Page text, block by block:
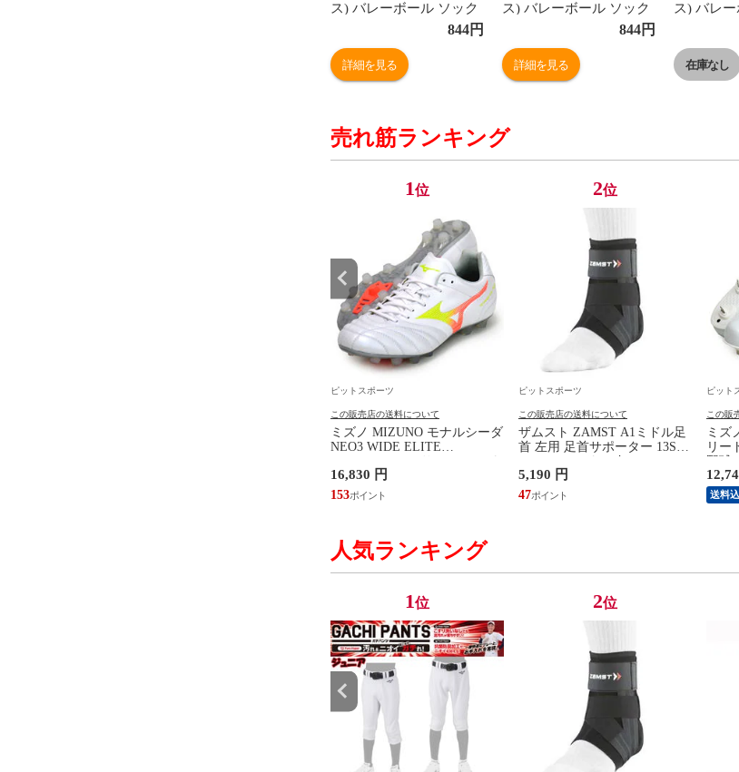
ス) バレーボール ソック
844円
詳細を見る
ス) バレーボール ソック
844円
詳細を見る
ス) バレ
在庫なし
売れ筋ランキング
1位
ピットスポーツ
この販売店の送料について
ミズノ MIZUNO モナルシーダ
NEO3 WIDE ELITE
(MONARCIDA) サッカースパ
イク ワイド 26AW
(P1GA262154)
16,830 円
153
2位
ピットスポーツ
この販売店の送料について
ザムスト ZAMST A1ミドル足
首 左用 足首サポーター 13SS
(NEW A1ミドル(左))
5,190 円
47
ピット
この販
ミズ
リー
野球
ズ 軽
送料
人気ランキング
1位 2位